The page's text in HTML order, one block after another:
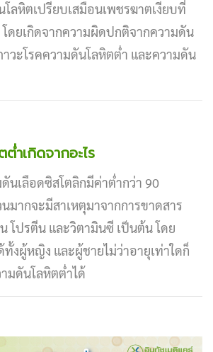
ลหิตเปรียบเสมือนเพชรฆาตเงียบที่
ดยเกิดจากความผิดปกติจากความดัน
วะโรคความดันโลหิตต่ำ และความดัน
ำเกิดจากอะไร
นเลือดซิสโตลิกมีค่าต่ำกว่า 90
มากจะมีสาเหตุมาจากการขาดสาร
โปรตีน และวิตามินซี เป็นต้น โดย
งผู้หญิง และผู้ชายไม่ว่าอายุเท่าใดก็
มดันโลหิตต่ำได้